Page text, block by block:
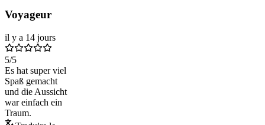
Voyageur
il y a 14 jours
5/5
Es hat super viel
Spaß gemacht
und die Aussicht
war einfach ein
Traum.